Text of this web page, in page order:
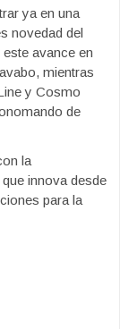
ya en una
novedad del
avance en
mientras
y Cosmo
de
la
innova desde
para la